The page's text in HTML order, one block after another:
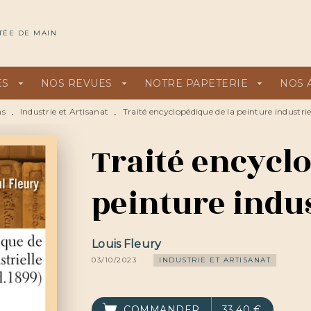
DE MAIN
arrow_drop_down NOS REVUES arrow_drop_down NOTRE PAPETERIE arrow_drop_down NOS
• Industrie et Artisanat • Traité encyclopédique de la peinture
Traité
peinture
Louis Fleury
03/10/2023 INDUSTRIE ET ARTISANAT